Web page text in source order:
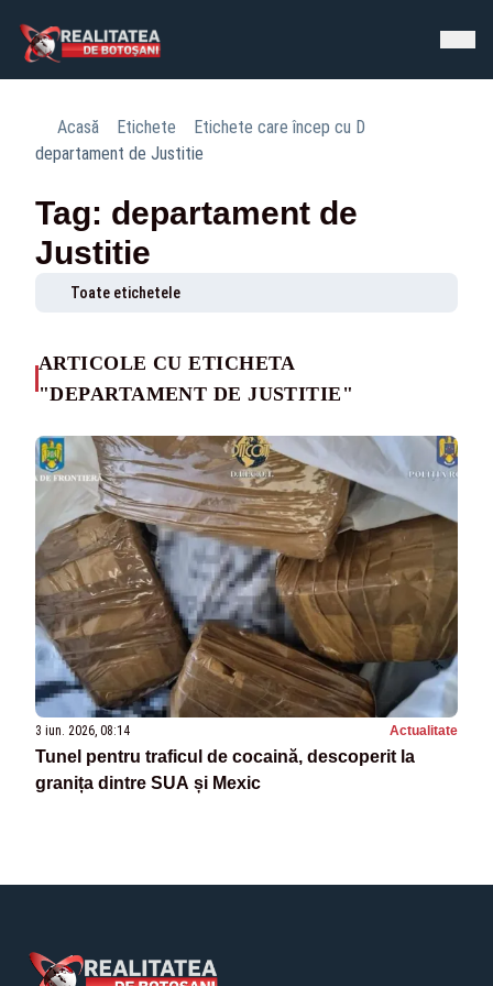
Acasă Etichete
Etichete care încep cu D
departament de Justitie
Tag: departament de
Justitie
Toate etichetele
ARTICOLE CU ETICHETA
"DEPARTAMENT DE JUSTITIE"
3 iun. 2026, 08:14 Actualitate
Tunel pentru traficul de cocaină, descoperit la
granița dintre SUA și Mexic